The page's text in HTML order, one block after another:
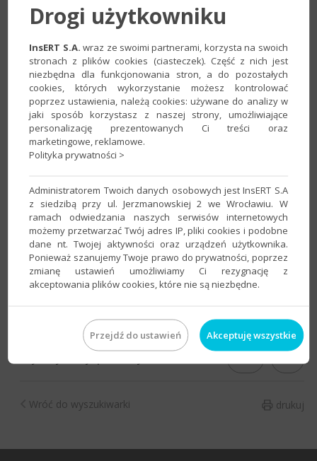
2. Na zakładceKolumnyw poluFiltrujwpisać
Transakcja
VAT, zaznaczyć wyszukaną kolumnę na liście, a
zmiany zatwierdzić przyciskiemOK.
drukuj
Wróć do wyszukiwarki
Drogi użytkowniku
InsERT S.A. wraz ze swoimi partnerami, korzysta na swoich
stronach z plików cookies (ciasteczek). Część z nich jest
niezbędna dla funkcjonowania stron, a do pozostałych
cookies, których wykorzystanie możesz kontrolować
poprzez ustawienia, należą cookies: używane do analizy w
jaki sposób korzystasz z naszej strony, umożliwiające
personalizację prezentowanych Ci treści oraz
marketingowe, reklamowe.
Polityka prywatności >
Administratorem Twoich danych osobowych jest InsERT S.A
z siedzibą przy ul. Jerzmanowskiej 2 we Wrocławiu. W
ramach odwiedzania naszych serwisów internetowych
możemy przetwarzać Twój adres IP, pliki cookies i podobne
dane nt. Twojej aktywności oraz urządzeń użytkownika.
Ponieważ szanujemy Twoje prawo do prywatności, poprzez
zmianę ustawień umożliwiamy Ci rezygnację z
akceptowania plików cookies, które nie są niezbędne.
Przejdź do ustawień Akceptuję wszystkie